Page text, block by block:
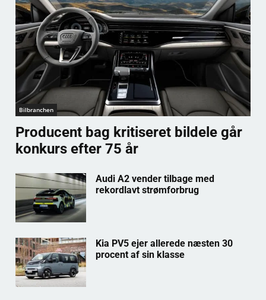
Bilbranchen
Producent bag kritiseret bildele går
konkurs efter 75 år
Audi A2 vender tilbage med
rekordlavt strømforbrug
Kia PV5 ejer allerede næsten 30
procent af sin klasse